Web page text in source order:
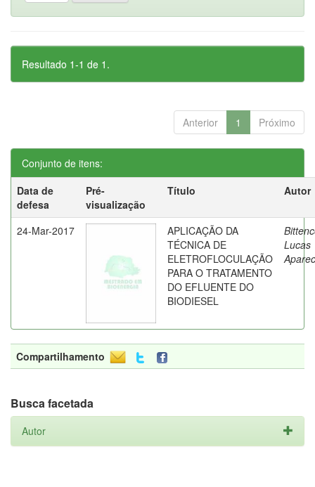
Resultado 1-1 de 1.
Anterior 1 Próximo
Conjunto de itens:
Data de
defesa
Pré-
visualização
Título Autor
24-Mar-2017
APLICAÇÃO DA
TÉCNICA DE
ELETROFLOCULAÇÃO
PARA O TRATAMENTO
DO EFLUENTE DO
BIODIESEL
Lucas
Compartilhamento
Busca facetada
Autor